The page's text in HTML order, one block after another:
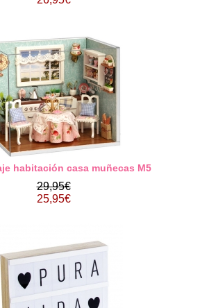
habitación casa muñecas M5
29,95€
25,95€